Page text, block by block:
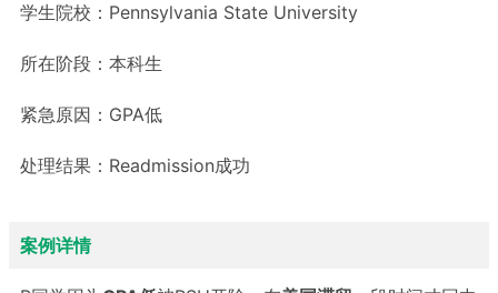
学生院校： Pennsylvania State University
所在阶段： 本科生
紧急原因： GPA低
处理结果： Readmission成功
案例详情